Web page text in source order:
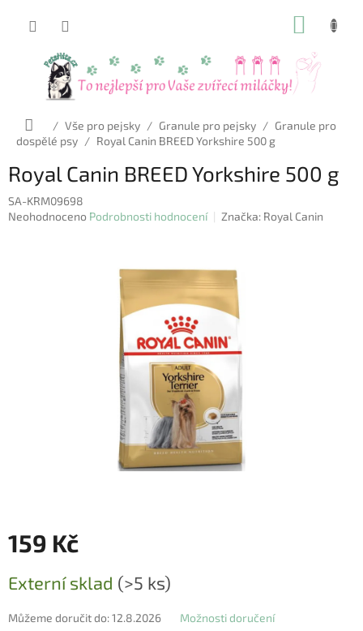
Domů
/ Vše pro pejsky / Granule pro pejsky / Granule pro
dospělé psy / Royal Canin BREED Yorkshire 500 g
Royal Canin BREED Yorkshire 500 g
SA-KRM09698
Průměrné
Neohodnoceno Podrobnosti hodnocení Značka: Royal Canin
159 Kč
cena:
Externí sklad (>5 ks)
Můžeme doručit do:12.8.2026 Možnosti doručení